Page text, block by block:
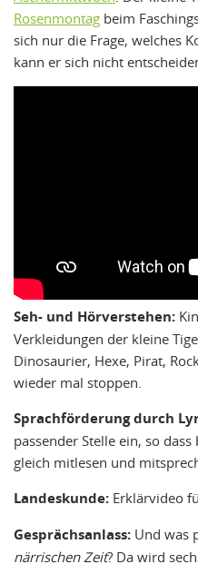
Rosenmontag beim
sich nur die Frage, welches
kann er sich nicht
Seh- und Hörverstehen:
Verkleidungen der kleine
Dinosaurier, Hexe, Pirat,
wieder mal stoppen.
Sprachförderung durch
passender Stelle ein, so
gleich mitlesen und
Landeskunde: Erklärvideo
Gesprächsanlass: Und was
närrischen Zeit? Da wird